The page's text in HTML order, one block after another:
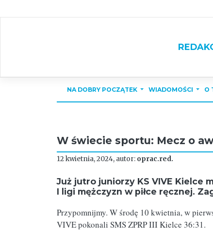
to
NA DOBRY POCZĄTEK WIADOMOŚCI O
W świecie sportu: Mecz o
12 kwietnia, 2024, autor: oprac.red.
Już jutro juniorzy KS VIVE Kielce
I ligi mężczyzn w piłce ręcznej.
Przypomnijmy. W środę 10 kwietnia, w
VIVE pokonali SMS ZPRP III Kielce 36:31.